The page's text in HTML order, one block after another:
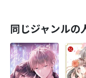
同じジャンルの